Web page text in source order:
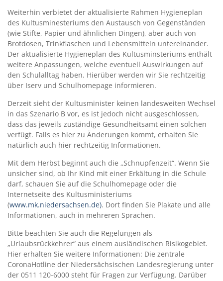
Weiterhin verbietet der aktualisierte Rahmen Hygieneplan
des Kultusminesteriums den Austausch von Gegenständen
(wie Stifte, Papier und ähnlichen Dingen), aber auch von
Brotdosen, Trinkflaschen und Lebensmitteln untereinander.
Der aktualisierte Hygieneplan des Kultusminsteriums enthält
weitere Anpassungen, welche eventuell Auswirkungen auf
den Schulalltag haben. Hierüber werden wir Sie rechtzeitig
über Iserv und Schulhomepage informieren.
Derzeit sieht der Kultusminister keinen landesweiten Wechsel
in das Szenario B vor, es ist jedoch nicht ausgeschlossen,
dass das jeweils zuständige Gesundheitsamt einen solchen
verfügt. Falls es hier zu Änderungen kommt, erhalten Sie
natürlich auch hier rechtzeitig Informationen.
Mit dem Herbst beginnt auch die „Schnupfenzeit“. Wenn Sie
unsicher sind, ob Ihr Kind mit einer Erkältung in die Schule
darf, schauen Sie auf die Schulhomepage oder die
Internetseite des Kultusministeriums
(www.mk.niedersachsen.de). Dort finden Sie Plakate und alle
Informationen, auch in mehreren Sprachen.
Bitte beachten Sie auch die Regelungen als
„Urlaubsrückkehrer“ aus einem ausländischen Risikogebiet.
Hier erhalten Sie weitere Informationen: Die zentrale
CoronaHotline der Niedersächsischen Landesregierung unter
der 0511 120-6000 steht für Fragen zur Verfügung. Darüber